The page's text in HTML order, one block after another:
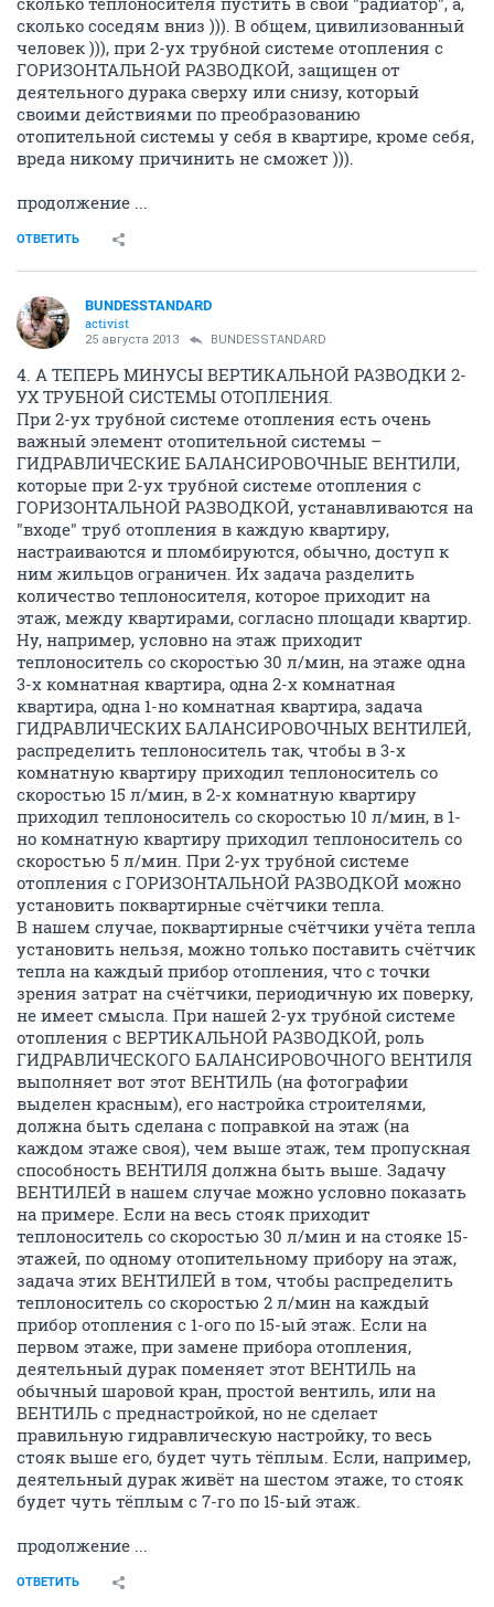
сколько соседям вниз ))). В общем, цивилизованный
человек ))), при 2-ух трубной системе отопления с
ГОРИЗОНТАЛЬНОЙ РАЗВОДКОЙ, защищен от
деятельного дурака сверху или снизу, который
своими действиями по преобразованию
отопительной системы у себя в квартире, кроме себя,
вреда никому причинить не сможет ))).
продолжение ...
ОТВЕТИТЬ
BUNDESSTANDARD
activist
25 августа 2013 BUNDESSTANDARD
4. А ТЕПЕРЬ МИНУСЫ ВЕРТИКАЛЬНОЙ РАЗВОДКИ 2-
УХ ТРУБНОЙ СИСТЕМЫ ОТОПЛЕНИЯ.
При 2-ух трубной системе отопления есть очень
важный элемент отопительной системы –
ГИДРАВЛИЧЕСКИЕ БАЛАНСИРОВОЧНЫЕ ВЕНТИЛИ,
которые при 2-ух трубной системе отопления с
ГОРИЗОНТАЛЬНОЙ РАЗВОДКОЙ, устанавливаются на
"входе" труб отопления в каждую квартиру,
настраиваются и пломбируются, обычно, доступ к
ним жильцов ограничен. Их задача разделить
количество теплоносителя, которое приходит на
этаж, между квартирами, согласно площади квартир.
Ну, например, условно на этаж приходит
теплоноситель со скоростью 30 л/мин, на этаже одна
3-х комнатная квартира, одна 2-х комнатная
квартира, одна 1-но комнатная квартира, задача
ГИДРАВЛИЧЕСКИХ БАЛАНСИРОВОЧНЫХ ВЕНТИЛЕЙ,
распределить теплоноситель так, чтобы в 3-х
комнатную квартиру приходил теплоноситель со
скоростью 15 л/мин, в 2-х комнатную квартиру
приходил теплоноситель со скоростью 10 л/мин, в 1-
но комнатную квартиру приходил теплоноситель со
скоростью 5 л/мин. При 2-ух трубной системе
отопления с ГОРИЗОНТАЛЬНОЙ РАЗВОДКОЙ можно
установить поквартирные счётчики тепла.
В нашем случае, поквартирные счётчики учёта тепла
установить нельзя, можно только поставить счётчик
тепла на каждый прибор отопления, что с точки
зрения затрат на счётчики, периодичную их поверку,
не имеет смысла. При нашей 2-ух трубной системе
отопления с ВЕРТИКАЛЬНОЙ РАЗВОДКОЙ, роль
ГИДРАВЛИЧЕСКОГО БАЛАНСИРОВОЧНОГО ВЕНТИЛЯ
выполняет вот этот ВЕНТИЛЬ (на фотографии
выделен красным), его настройка строителями,
должна быть сделана с поправкой на этаж (на
каждом этаже своя), чем выше этаж, тем пропускная
способность ВЕНТИЛЯ должна быть выше. Задачу
ВЕНТИЛЕЙ в нашем случае можно условно показать
на примере. Если на весь стояк приходит
теплоноситель со скоростью 30 л/мин и на стояке 15-
этажей, по одному отопительному прибору на этаж,
задача этих ВЕНТИЛЕЙ в том, чтобы распределить
теплоноситель со скоростью 2 л/мин на каждый
прибор отопления с 1-ого по 15-ый этаж. Если на
первом этаже, при замене прибора отопления,
деятельный дурак поменяет этот ВЕНТИЛЬ на
обычный шаровой кран, простой вентиль, или на
ВЕНТИЛЬ с преднастройкой, но не сделает
правильную гидравлическую настройку, то весь
стояк выше его, будет чуть тёплым. Если, например,
деятельный дурак живёт на шестом этаже, то стояк
будет чуть тёплым с 7-го по 15-ый этаж.
продолжение ...
ОТВЕТИТЬ